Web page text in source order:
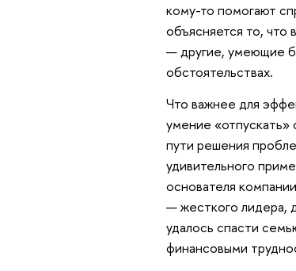
кому-то помогают
объясняется то, что
— другие, умеющие
обстоятельствах.
Что важнее для
умение «отпускать»
пути решения
удивительного
основателя
— жесткого лидера,
удалось спасти
финансовыми